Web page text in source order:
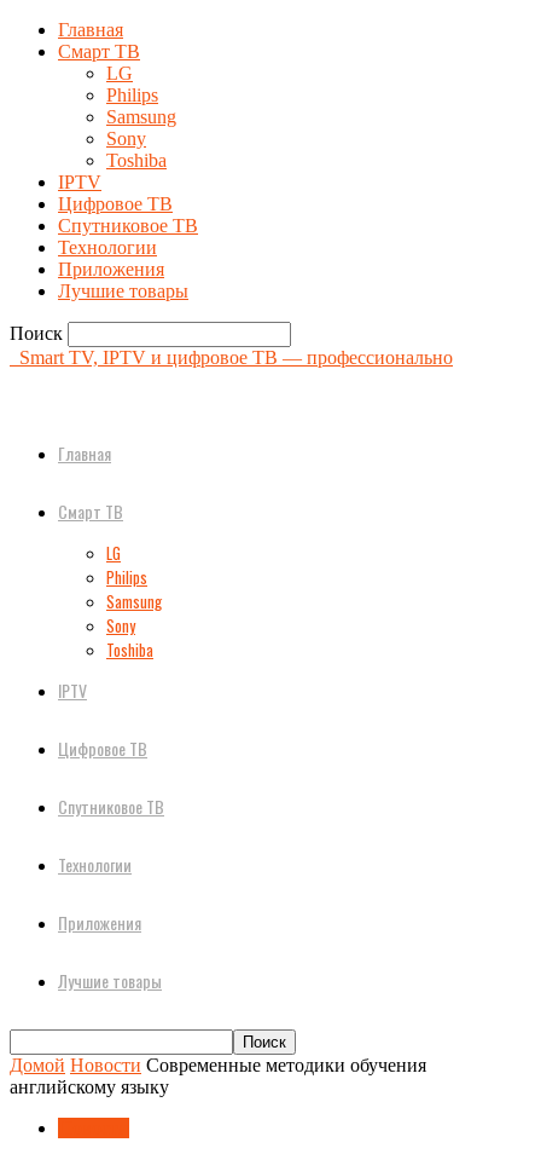
Главная
Смарт ТВ
LG
Philips
Samsung
Sony
Toshiba
IPTV
Цифровое ТВ
Спутниковое ТВ
Технологии
Приложения
Лучшие товары
Поиск
Smart TV, IPTV и цифровое ТВ — профессионально
Главная
Смарт ТВ
LG
Philips
Samsung
Sony
Toshiba
IPTV
Цифровое ТВ
Спутниковое ТВ
Технологии
Приложения
Лучшие товары
Домой Новости Современные методики обучения
английскому языку